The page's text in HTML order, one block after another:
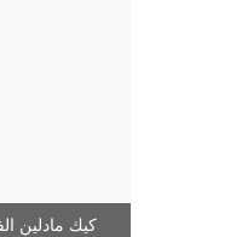
كيك مادلين